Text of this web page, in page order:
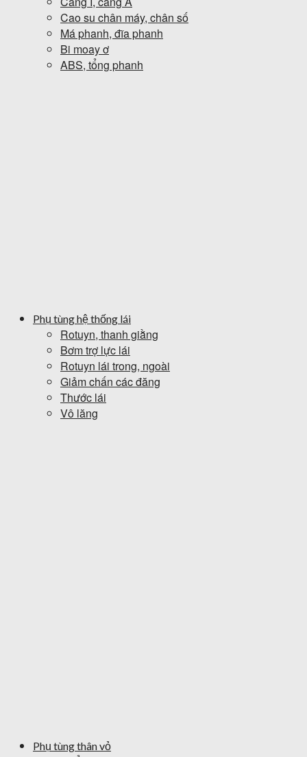
Cao su chân máy, chân số
Má phanh, đĩa phanh
Bi moay ơ
ABS, tổng phanh
Phụ tùng hệ thống lái
Rotuyn, thanh giằng
Bơm trợ lực lái
Rotuyn lái trong, ngoài
Giảm chấn các đăng
Thước lái
Vô lăng
Phụ tùng thân vỏ